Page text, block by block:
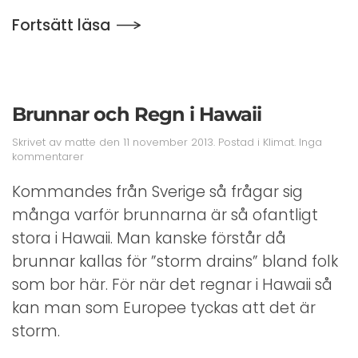
Fortsätt läsa
Brunnar och Regn i Hawaii
Skrivet av matte den 11 november 2013. Postad i Klimat. Inga
kommentarertill
och
Regn
i
Hawaii
Kommandes från Sverige så frågar sig
många varför brunnarna är så ofantligt
stora i Hawaii. Man kanske förstår då
brunnar kallas för ”storm drains” bland folk
som bor här. För när det regnar i Hawaii så
kan man som Europee tyckas att det är
storm.